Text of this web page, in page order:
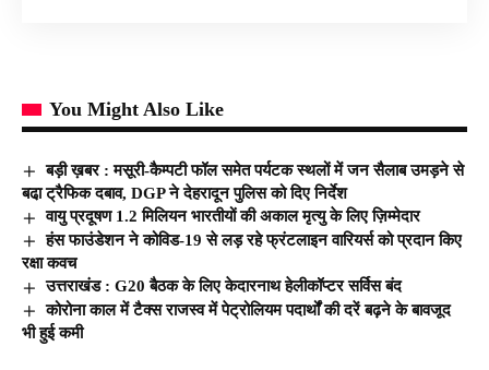
You Might Also Like
बड़ी ख़बर : मसूरी-कैम्पटी फॉल समेत पर्यटक स्थलों में जन सैलाब उमड़ने से
बढा़ ट्रैफिक दबाव, DGP ने देहरादून पुलिस‌ को दिए निर्देश
वायु प्रदूषण 1.2 मिलियन भारतीयों की अकाल मृत्यु के लिए ज़िम्मेदार
हंस फाउंडेशन ने कोविड-19 से लड़ रहे फ्रंटलाइन वारियर्स को प्रदान किए
रक्षा कवच
उत्तराखंड : G20 बैठक के लिए केदारनाथ हेलीकॉप्टर सर्विस बंद
कोरोना काल में टैक्स राजस्व में पेट्रोलियम पदार्थों की दरें बढ़ने के बावजूद
भी हुई कमी